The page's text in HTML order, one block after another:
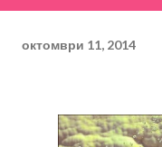
октомври 11, 2014